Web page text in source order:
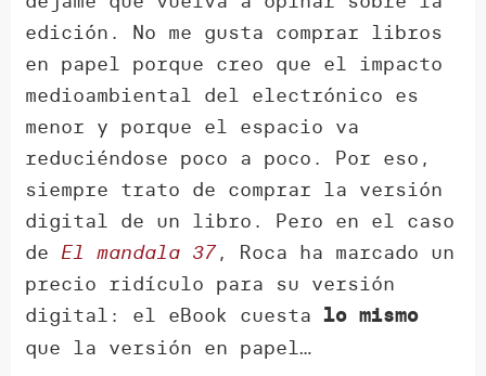
edición. No me gusta comprar libros
en papel porque creo que el impacto
medioambiental del electrónico es
menor y porque el espacio va
reduciéndose poco a poco. Por eso,
siempre trato de comprar la versión
digital de un libro. Pero en el caso
deEl mandala 37, Roca ha marcado un
precio ridículo para su versión
digital: el eBook cuestalo mismo
que la versión en papel…